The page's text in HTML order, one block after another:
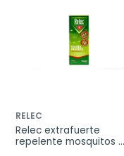
RELEC
Relec extrafuerte
repelente mosquitos